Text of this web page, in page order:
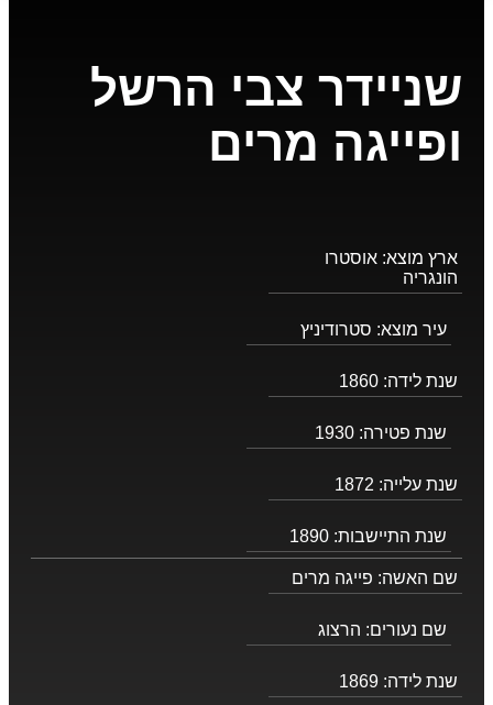
שניידר צבי הרשל
ופייגה מרים
ארץ מוצא: אוסטרו
הונגריה
עיר מוצא: סטרודיניץ
שנת לידה: 1860
שנת פטירה: 1930
שנת עלייה: 1872
שנת התיישבות: 1890
שם האשה: פייגה מרים
שם נעורים: הרצוג
שנת לידה: 1869